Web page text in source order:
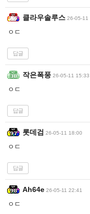
클라우솔루스 26-05-11
ㅇㄷ
답글
작은폭풍 26-05-11 15:33
ㅇㄷ
답글
롯데검 26-05-11 18:00
ㅇㄷ
답글
Ah64e 26-05-11 22:41
ㅇㄷ